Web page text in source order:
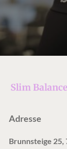
Adresse
Brunnsteige